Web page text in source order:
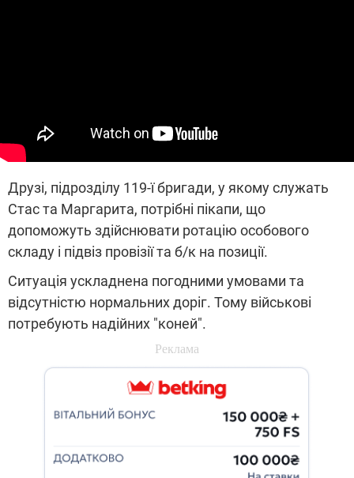
Друзі, підрозділу 119-ї бригади, у якому служать
Стас та Маргарита, потрібні пікапи, що
допоможуть здійснювати ротацію особового
складу і підвіз провізії та б/к на позиції.
Ситуація ускладнена погодними умовами та
відсутністю нормальних доріг. Тому військові
потребують надійних "коней".